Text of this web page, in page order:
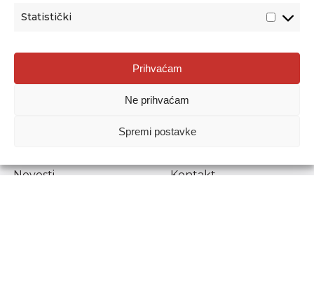
Statistički
Prihvaćam
Ne prihvaćam
Spremi postavke
Agencija za odgoj i obrazovanje
Donje Svetice 38, 10000 Zagreb
1778129
Prenošenje sadržaja dopušteno je uz navođenje izvora.
Novosti
Kontakt